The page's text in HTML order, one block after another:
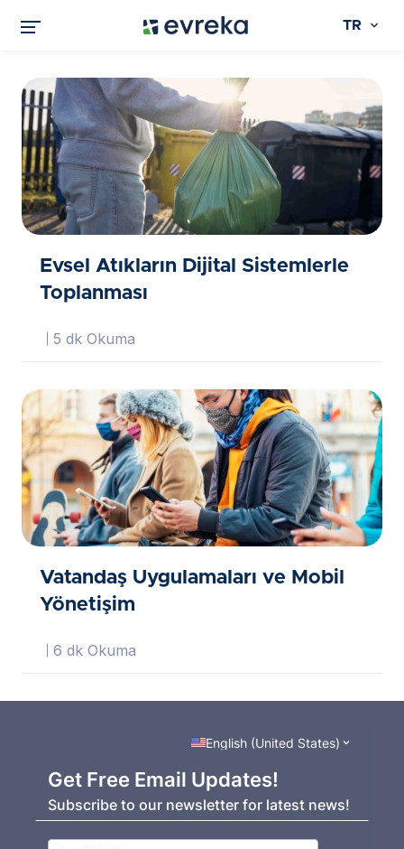
TR
Evsel Atıkların Dijital Sistemlerle
Toplanması
5 dk Okuma
Vatandaş Uygulamaları ve Mobil
Yönetişim
6 dk Okuma